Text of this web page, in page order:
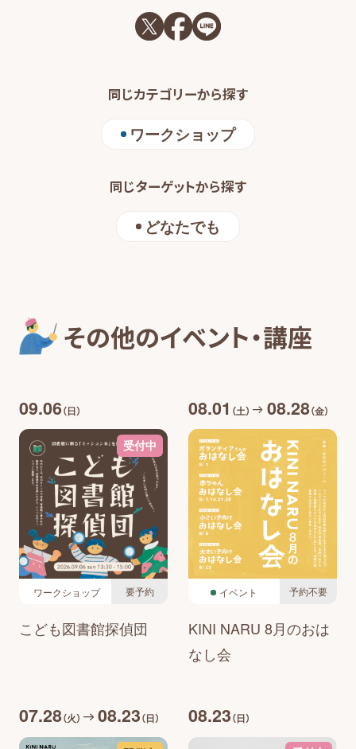
同じカテゴリーから探す
ワークショップ
同じターゲットから探す
どなたでも
その他のイベント・講座
09.06（日）
受付中
ワークショップ 要予約
こども図書館探偵団
08.01 （土） 08.28（金）
イベント 予約不要
KINI NARU 8月のおは
なし会
07.28（火） 08.23（日） 08.23（日）